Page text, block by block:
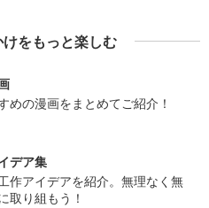
をもっと楽しむ
めの漫画をまとめてご紹介！
デア集
作アイデアを紹介。無理なく無
取り組もう！